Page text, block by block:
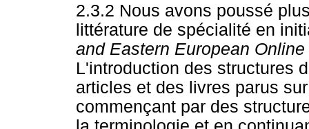
2.3.2 Nous avons poussé
littérature de spécialité en
and Eastern European
L'introduction des structures
articles et des livres parus
commençant par des